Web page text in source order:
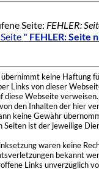
Seite: FEHLER:
" FEHLER: Seite
keine Haftung
Links von dieser
diese Webseite
den Inhalten der hier
keine Gewähr
Seiten ist der jeweilige
waren keine
bekannt
Links unverzüglich